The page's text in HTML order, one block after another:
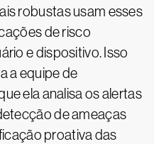
robustas usam esses
de risco
e dispositivo. Isso
a equipe de
ela analisa os alertas
de ameaças
proativa das